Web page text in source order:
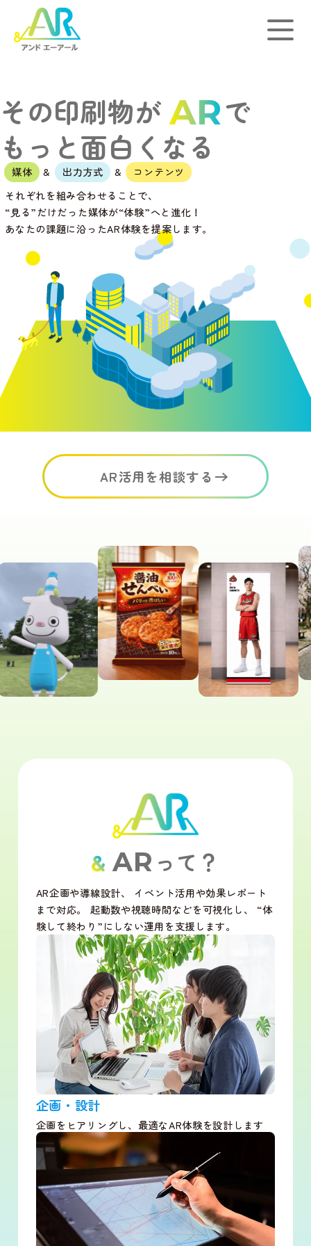
その印刷物が ARで
もっと面白くなる
媒体 & 出力方式 &
コンテンツ
それぞれを組み合わせることで、
“見る”だけだった媒体が“体験”へと進化！
あなたの課題に沿ったAR体験を提案します。
AR活用を相談する
AR って？
AR企画や導線設計、
イベント活用や効果レポート
まで対応。
起動数や視聴時間などを可視化し、
“体
験して終わり”にしない運用を支援します。
企画・設計
企画をヒアリングし、最適なAR体験を設計します